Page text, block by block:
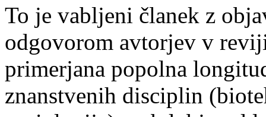
To je vabljeni članek z
odgovorom avtorjev v
primerjana popolna
znanstvenih disciplin